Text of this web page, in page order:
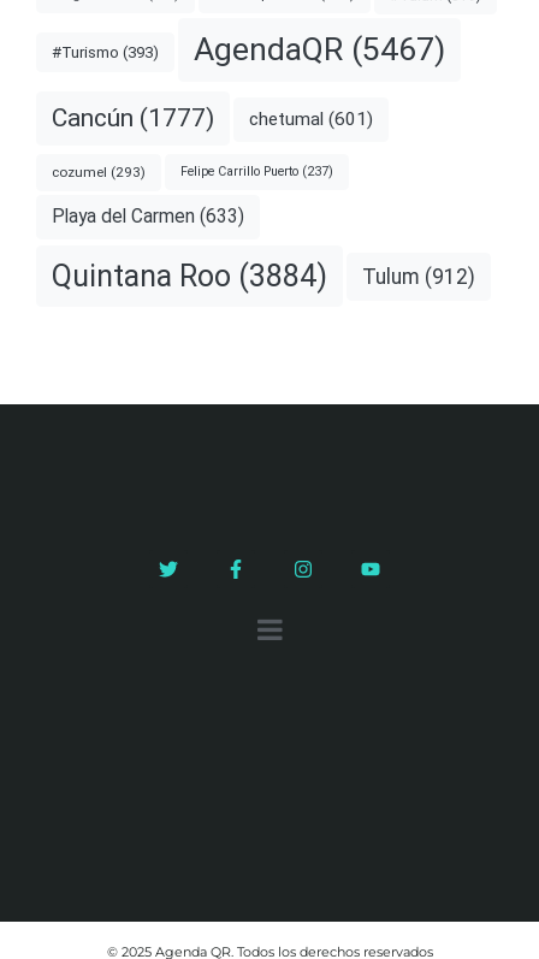
#Turismo (393) AgendaQR (5467)
Cancún (1777) chetumal (601)
cozumel (293) Felipe Carrillo Puerto (237)
Playa del Carmen (633)
Quintana Roo (3884) Tulum (912)
© 2025 Agenda QR. Todos los derechos reservados